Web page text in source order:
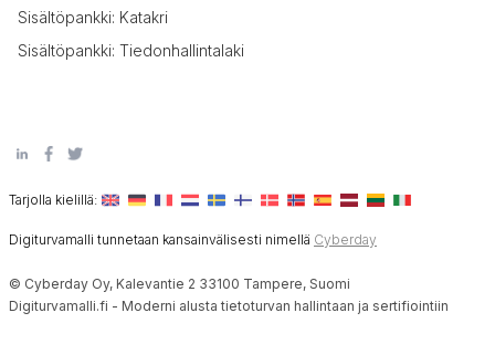
Sisältöpankki: Katakri
Sisältöpankki: Tiedonhallintalaki
Tarjolla kielillä:
Digiturvamalli tunnetaan kansainvälisesti nimellä Cyberday
© Cyberday Oy, Kalevantie 2 33100 Tampere, Suomi
Digiturvamalli.fi - Moderni alusta tietoturvan hallintaan ja sertifiointiin